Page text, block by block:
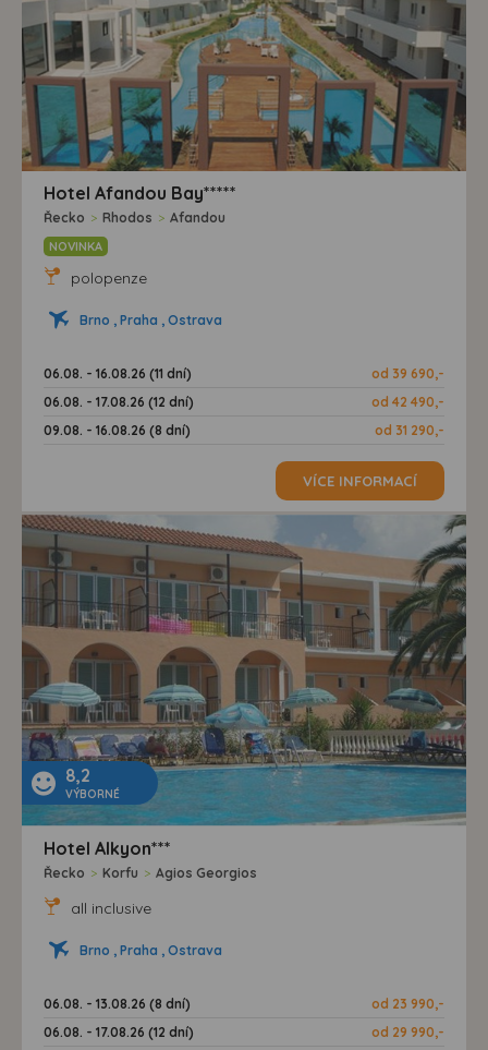
Hotel Afandou Bay*****
Řecko > Rhodos > Afandou
NOVINKA
polopenze
Brno , Praha , Ostrava
06.08. - 16.08.26 (11 dní)
od 39 690,-
06.08. - 17.08.26 (12 dní)
od 42 490,-
09.08. - 16.08.26 (8 dní)
od 31 290,-
VÍCE INFORMACÍ
8,2
VÝBORNÉ
Hotel Alkyon***
Řecko > Korfu > Agios Georgios
all inclusive
Brno , Praha , Ostrava
06.08. - 13.08.26 (8 dní)
od 23 990,-
06.08. - 17.08.26 (12 dní)
od 29 990,-